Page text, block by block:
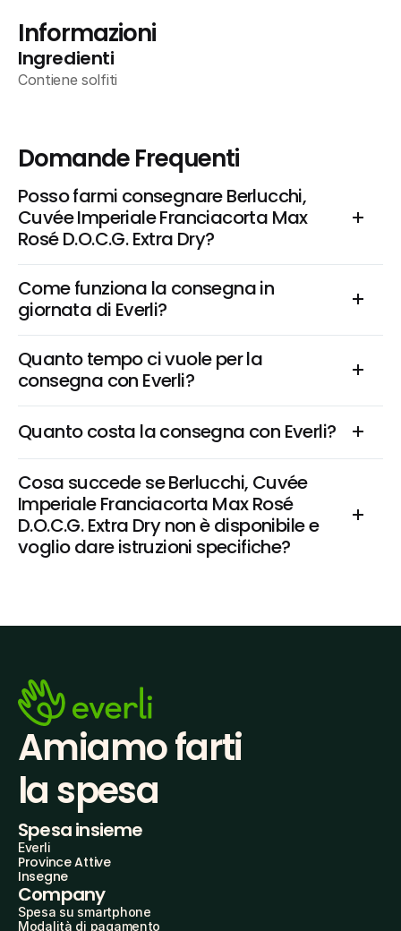
Informazioni
Ingredienti
Contiene solfiti
Domande Frequenti
Posso farmi consegnare Berlucchi,
Cuvée Imperiale Franciacorta Max
Rosé D.O.C.G. Extra Dry?
Come funziona la consegna in
giornata di Everli?
Quanto tempo ci vuole per la
consegna con Everli?
Quanto costa la consegna con Everli?
Cosa succede se Berlucchi, Cuvée
Imperiale Franciacorta Max Rosé
D.O.C.G. Extra Dry non è disponibile e
voglio dare istruzioni specifiche?
Amiamo farti
la spesa
Spesa insieme
Everli
Province Attive
Insegne
Company
Spesa su smartphone
Modalità di pagamento